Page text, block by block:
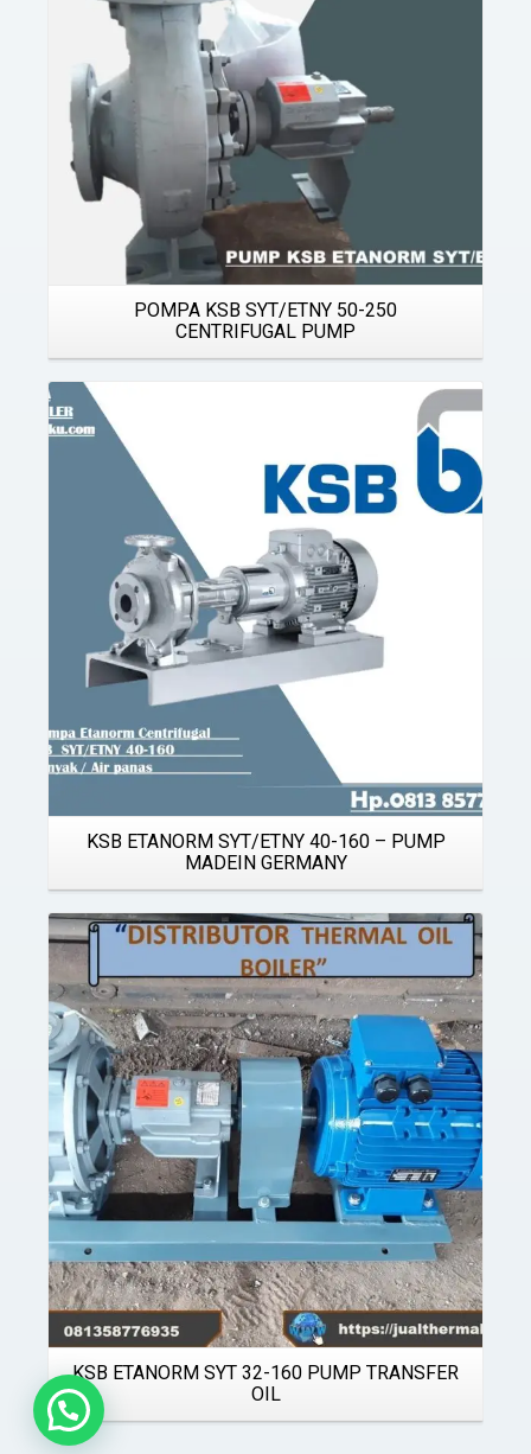
POMPA KSB SYT/ETNY 50-250
CENTRIFUGAL PUMP
Details
KSB ETANORM SYT/ETNY 40-160 – PUMP
MADEIN GERMANY
Details
KSB ETANORM SYT 32-160 PUMP TRANSFER
OIL